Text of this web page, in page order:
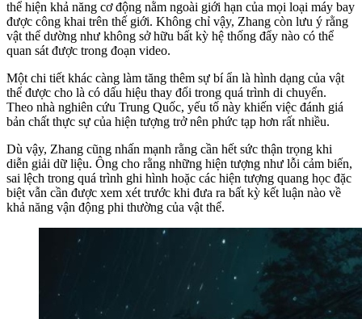
thể hiện khả năng cơ động nằm ngoài giới hạn của mọi loại máy bay
được công khai trên thế giới. Không chỉ vậy, Zhang còn lưu ý rằng
vật thể dường như không sở hữu bất kỳ hệ thống đẩy nào có thể
quan sát được trong đoạn video.
Một chi tiết khác càng làm tăng thêm sự bí ẩn là hình dạng của vật
thể được cho là có dấu hiệu thay đổi trong quá trình di chuyển.
Theo nhà nghiên cứu Trung Quốc, yếu tố này khiến việc đánh giá
bản chất thực sự của hiện tượng trở nên phức tạp hơn rất nhiều.
Dù vậy, Zhang cũng nhấn mạnh rằng cần hết sức thận trọng khi
diễn giải dữ liệu. Ông cho rằng những hiện tượng như lỗi cảm biến,
sai lệch trong quá trình ghi hình hoặc các hiện tượng quang học đặc
biệt vẫn cần được xem xét trước khi đưa ra bất kỳ kết luận nào về
khả năng vận động phi thường của vật thể.